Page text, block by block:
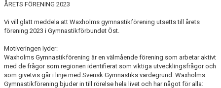
ÅRETS FÖRENING 2023
Vi vill glatt meddela att Waxholms gymnastikförening utsetts till årets
förening 2023 i Gymnastikförbundet Öst.
Motiveringen lyder:
Waxholms Gymnastikförening är en välmående förening som arbetar aktivt
med de frågor som regionen identifierat som viktiga utvecklingsfrågor och
som givetvis går i linje med Svensk Gymnastiks värdegrund. Waxholms
Gymnastikförening bjuder in till rörelse hela livet och har något för alla: